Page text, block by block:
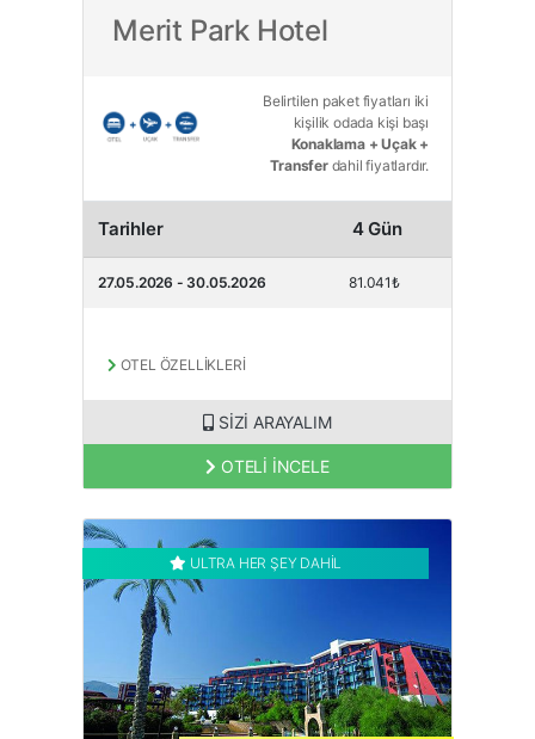
Merit Park Hotel
Belirtilen paket fiyatları iki
kişilik odada kişi başı
Konaklama + Uçak +
Transferdahil fiyatlardır.
Tarihler 4 Gün
27.05.2026 - 30.05.2026 81.041₺
OTEL ÖZELLİKLERİ
SİZİ ARAYALIM
OTELİ İNCELE
ULTRA HER ŞEY DAHİL